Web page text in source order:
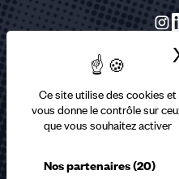
Ce site utilise des cookies et
vous donne le contrôle sur
que vous souhaitez activer
Nos partenaires(20)
Abonnez-